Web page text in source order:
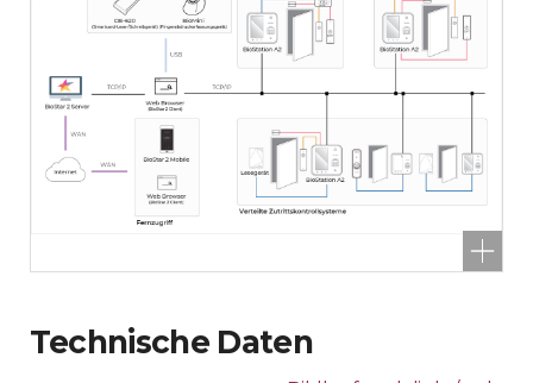
Technische Daten